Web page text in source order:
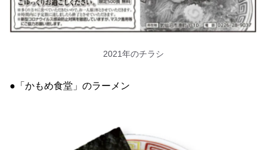
2021年のチラシ
●「かもめ食堂」のラーメン